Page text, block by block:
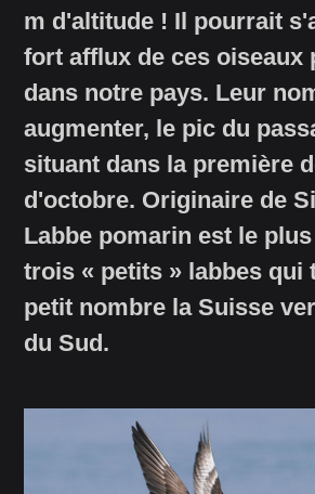
m d'altitude ! Il pourrait
fort afflux de ces oiseaux
dans notre pays. Leur
augmenter, le pic du
situant dans la première
d'octobre. Originaire de
Labbe pomarin est le
trois « petits » labbes qui
petit nombre la Suisse
du Sud.